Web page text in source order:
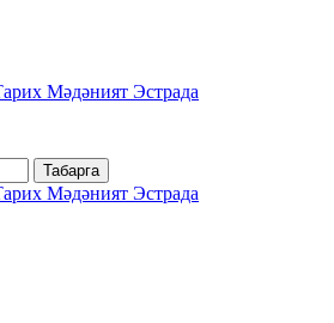
Мәдәният Эстрада
Табарга
Мәдәният Эстрада